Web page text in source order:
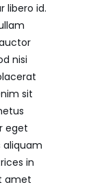
libero id.
nisi
sit
eget
aliquam
in
amet